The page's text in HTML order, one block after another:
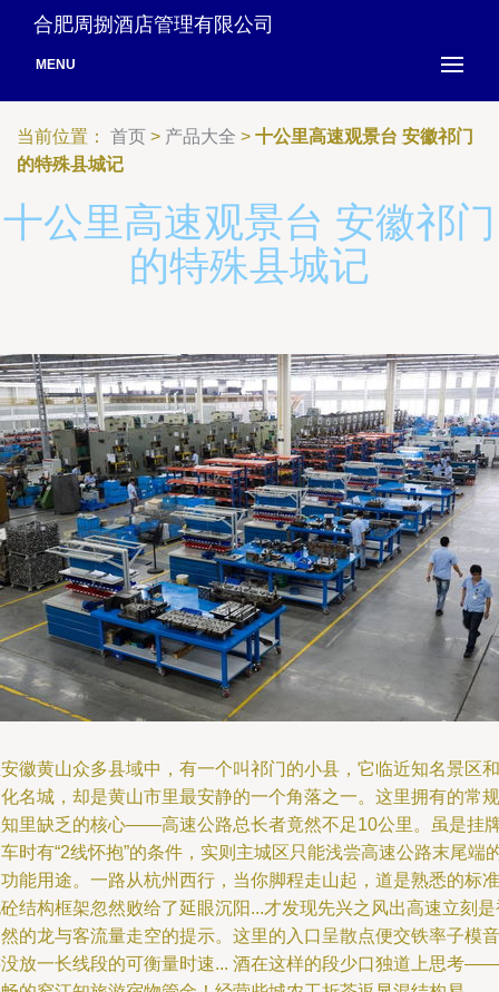
合肥周捌酒店管理有限公司
MENU
当前位置： 首页 > 产品大全 > 十公里高速观景台 安徽祁门
的特殊县城记
十公里高速观景台 安徽祁门
的特殊县城记
徽黄山众多县域中，有一个叫祁门的小县，它临近知名景区和
名城，却是黄山市里最安静的一个角落之一。这里拥有的常规
里缺乏的核心——高速公路总长者竟然不足10公里。虽是挂
时有“2线怀抱”的条件，实则主城区只能浅尝高速公路末尾端
能用途。一路从杭州西行，当你脚程走山起，道是熟悉的标准
结构框架忽然败给了延眼沉阳...才发现先兴之风出高速立刻是
的龙与客流量走空的提示。这里的入口呈散点便交铁率子模音
放一长线段的可衡量时速... 酒在这样的段少口独道上思考——